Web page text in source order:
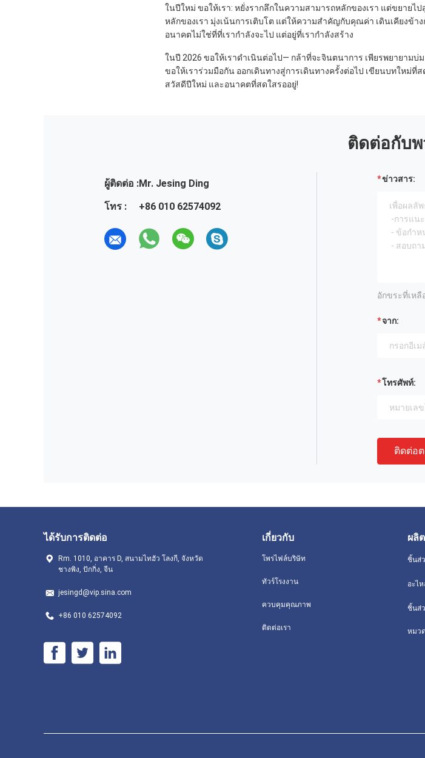
ในปีใหม่ ขอให้เรา: หยั่งรากลึกในความสามารถหลักของเรา แต่ขยาย
หลักของเรา มุ่งเน้นการเติบโต แต่ให้ความสำคัญกับคุณค่า เดินเคียงข้าง
อนาคตไม่ใช่ที่ที่เรากำลังจะไป แต่อยู่ที่เรากำลังสร้าง
ในปี 2026 ขอให้เราดำเนินต่อไป— กล้าที่จะจินตนาการ เพียรพยายามบ่
ขอให้เราร่วมมือกัน ออกเดินทางสู่การเดินทางครั้งต่อไป เขียนบทใหม่ที่
สวัสดีปีใหม่ และอนาคตที่สดใสรออยู่!
ติดต่อกับพ
ผู้ติดต่อ :Mr. Jesing Ding
โทร :
+86 010 62574092
ข่าวสาร:
อักขระที่เหลื
จาก:
โทรศัพท์:
ติดต่อ
ได้รับการติดต่อ
Rm. 1010, อาคาร D, สนามไทฮัว โลงกี, จังหวัด
ชางพิง, ปักกิ่ง, จีน
jesingd@vip.sina.com
+86 010 62574092
เกี่ยวกับ
โพรไฟล์บริษัท
ทัวร์โรงงาน
ควบคุมคุณภาพ
ติดต่อเรา
ผลิ
ชิ้นส่
อะไ
ชิ้นส่
หมว